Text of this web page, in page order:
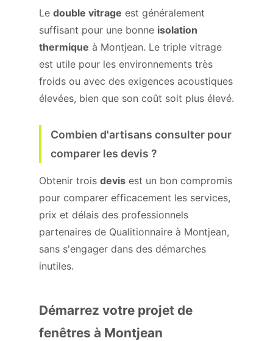
Le double vitrage est généralement
suffisant pour une bonne isolation
thermique à Montjean. Le triple vitrage
est utile pour les environnements très
froids ou avec des exigences acoustiques
élevées, bien que son coût soit plus élevé.
Combien d'artisans consulter pour
comparer les devis ?
Obtenir trois devis est un bon compromis
pour comparer efficacement les services,
prix et délais des professionnels
partenaires de Qualitionnaire à Montjean,
sans s'engager dans des démarches
inutiles.
Démarrez votre projet de
fenêtres à Montjean